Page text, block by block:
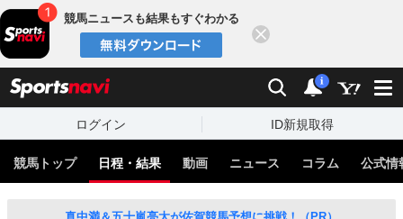
競馬ニュースも結果もすぐわかる
検索 通知
i
ログイン ID新規取得
競馬トップ 日程・結果 動画 ニュース コラム 公式情